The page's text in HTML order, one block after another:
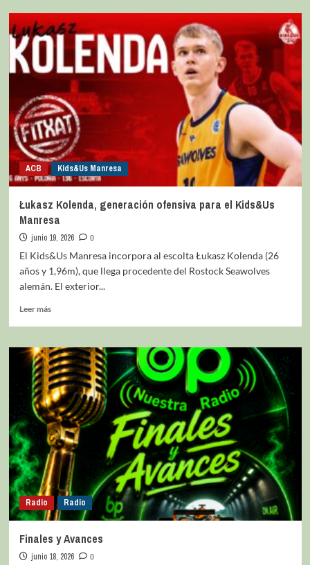
ACB Kids&Us Manresa
Łukasz Kolenda, generación ofensiva para el Kids&Us
Manresa
junio 19, 2026
0
El Kids&Us Manresa incorpora al escolta Łukasz Kolenda (26
años y 1,96m), que llega procedente del Rostock Seawolves
alemán. El exterior...
Leer más
Radio Radio
Finales y Avances
junio 18, 2026
0